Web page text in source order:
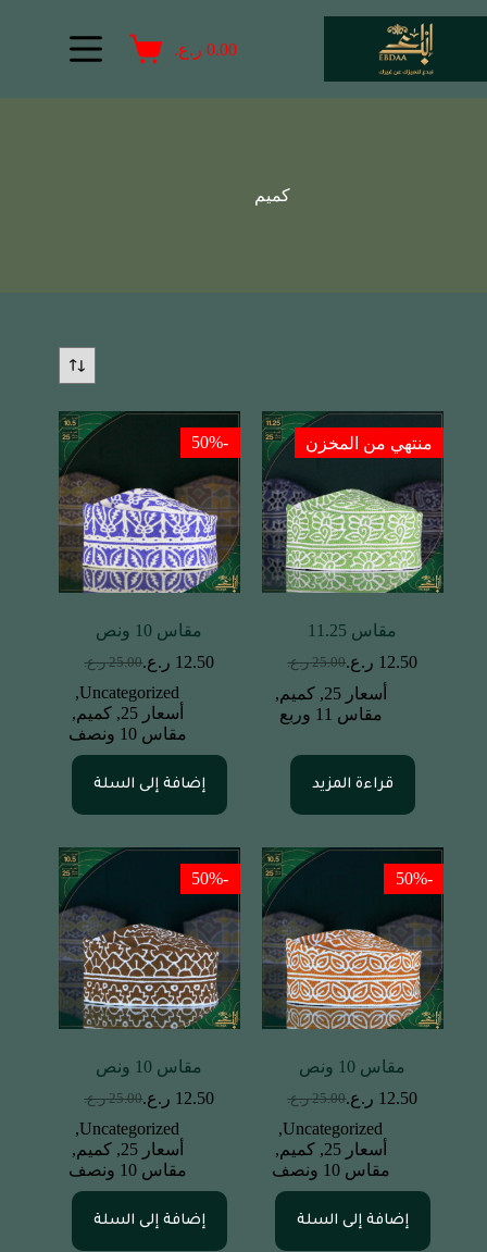
0.00 ر.ع.
كميم
منتهي من المخزن
مقاس 11.25
25.00 ر.ع. 12.50 ر.ع.
أسعار 25
,كميم,
مقاس 11 وربع
قراءة المزيد
-50%
مقاس 10 ونص
25.00 ر.ع. 12.50 ر.ع.
Uncategorized
,
أسعار 25
,كميم,
مقاس 10 ونصف
إضافة إلى السلة
-50%
مقاس 10 ونص
25.00 ر.ع. 12.50 ر.ع.
Uncategorized
,
أسعار 25
,كميم,
مقاس 10 ونصف
إضافة إلى السلة
-50%
مقاس 10 ونص
25.00 ر.ع. 12.50 ر.ع.
Uncategorized
,
أسعار 25
,كميم,
مقاس 10 ونصف
إضافة إلى السلة